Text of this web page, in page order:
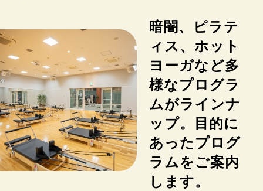
暗闇、ピラテ
ィス、ホット
ヨーガなど多
様なプログラ
ムがラインナ
ップ。目的に
あったプログ
ラムをご案内
します。